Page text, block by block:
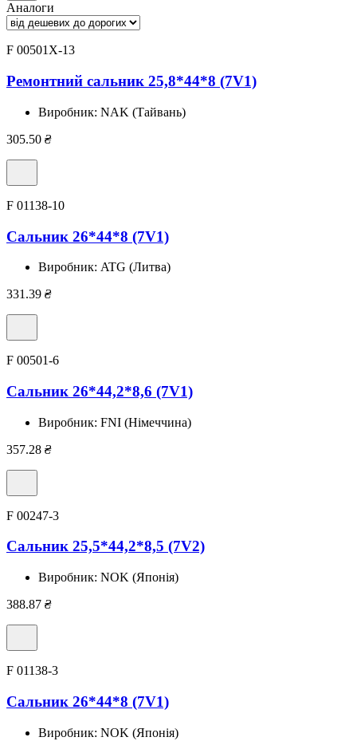
Аналоги
F 00501X-13
Ремонтний сальник 25,8*44*8 (7V1)
Виробник: NAK (Тайвань)
305.50 ₴
F 01138-10
Сальник 26*44*8 (7V1)
Виробник: ATG (Литва)
331.39 ₴
F 00501-6
Сальник 26*44,2*8,6 (7V1)
Виробник: FNI (Німеччина)
357.28 ₴
F 00247-3
Сальник 25,5*44,2*8,5 (7V2)
Виробник: NOK (Японія)
388.87 ₴
F 01138-3
Сальник 26*44*8 (7V1)
Виробник: NOK (Японія)